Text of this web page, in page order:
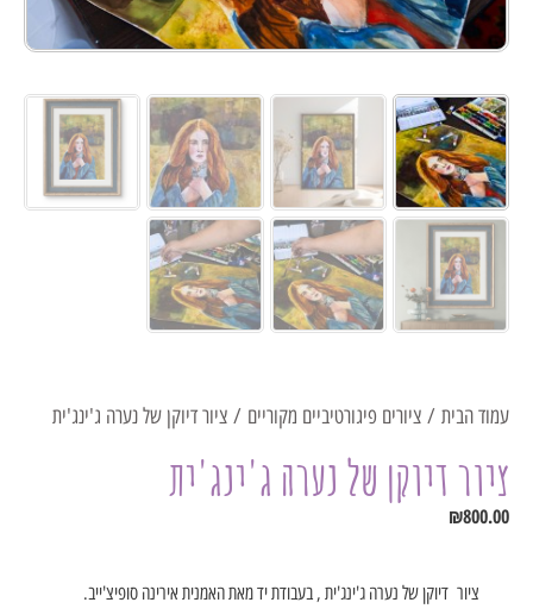
עמוד הבית / ציורים פיגורטיביים מקוריים / ציור דיוקן של נערה ג'ינג'ית
ציור דיוקן של נערה ג'ינג'ית
₪800.00
ציור דיוקן של נערה ג'ינג'ית , בעבודת יד מאת האמנית אירינה סופיצ'ייב.